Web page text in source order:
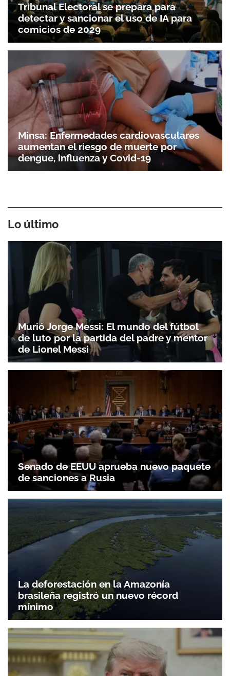
Tribunal Electoral se prepara para
detectar y sancionar el uso de IA para
comicios de 2029
Minsa: Enfermedades cardiovasculares
aumentan el riesgo de muerte por
dengue, influenza y Covid-19
Lo último
Murió Jorge Messi: El mundo del fútbol
de luto por la partida del padre y mentor
de Lionel Messi
Senado de EEUU aprueba nuevo paquete
de sanciones a Rusia
La deforestación en la Amazonía
brasileña registró un nuevo récord
mínimo